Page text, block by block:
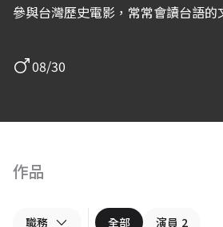
參與台灣歷史電影，常常會讀台語的
為現在年輕一輩當中，會說台語的人
一齣好戲，讓越來越多人，重視台語
08/30
作品
職務 全部 演員 2